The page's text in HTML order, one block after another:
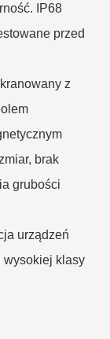
IP68
przed
z
brak
grubości
urządzeń
wysokiej klasy